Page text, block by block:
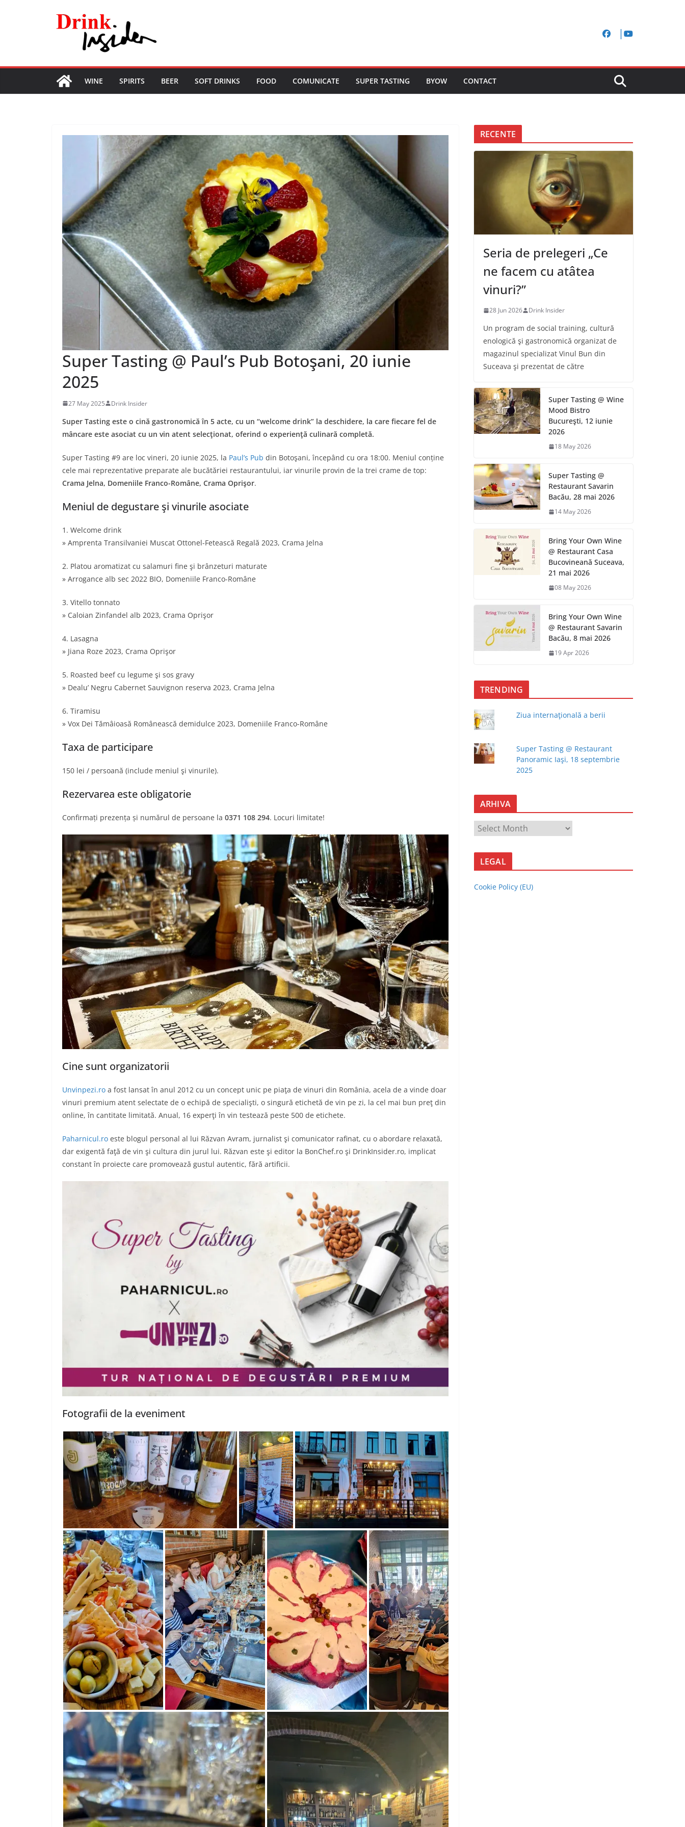
WINE SPIRITS BEER SOFT DRINKS FOOD COMUNICATE SUPER TASTING BYOW CONTACT
Super Tasting @ Paul’s Pub Botoşani, 20 iunie
2025
27 May 2025 Drink Insider
Super Tasting este o cină gastronomică în 5 acte, cu un “welcome drink” la deschidere, la care fiecare fel de
mâncare este asociat cu un vin atent selecţionat, oferind o experienţă culinară completă.
Super Tasting #9 are loc vineri, 20 iunie 2025, la Paul’s Pub din Botoşani, începând cu ora 18:00. Meniul conține
cele mai reprezentative preparate ale bucătăriei restaurantului, iar vinurile provin de la trei crame de top:
Crama Jelna, Domeniile Franco-Române, Crama Oprişor.
Meniul de degustare şi vinurile asociate
1. Welcome drink
» Amprenta Transilvaniei Muscat Ottonel-Fetească Regală 2023, Crama Jelna
2. Platou aromatizat cu salamuri fine şi brânzeturi maturate
» Arrogance alb sec 2022 BIO, Domeniile Franco-Române
3. Vitello tonnato
» Caloian Zinfandel alb 2023, Crama Oprişor
4. Lasagna
» Jiana Roze 2023, Crama Oprişor
5. Roasted beef cu legume şi sos gravy
» Dealu’ Negru Cabernet Sauvignon reserva 2023, Crama Jelna
6. Tiramisu
» Vox Dei Tămâioasă Românească demidulce 2023, Domeniile Franco-Române
Taxa de participare
150 lei / persoană (include meniul şi vinurile).
Rezervarea este obligatorie
Confirmați prezența și numărul de persoane la 0371 108 294. Locuri limitate!
Cine sunt organizatorii
Unvinpezi.ro a fost lansat în anul 2012 cu un concept unic pe piaţa de vinuri din România, acela de a vinde doar
vinuri premium atent selectate de o echipă de specialişti, o singură etichetă de vin pe zi, la cel mai bun preţ din
online, în cantitate limitată. Anual, 16 experţi în vin testează peste 500 de etichete.
Paharnicul.ro este blogul personal al lui Răzvan Avram, jurnalist şi comunicator rafinat, cu o abordare relaxată,
dar exigentă faţă de vin şi cultura din jurul lui. Răzvan este şi editor la BonChef.ro şi DrinkInsider.ro, implicat
constant în proiecte care promovează gustul autentic, fără artificii.
Fotografii de la eveniment
RECENTE
Seria de prelegeri „Ce
ne facem cu atâtea
vinuri?”
28 Jun 2026 Drink Insider
Un program de social training, cultură
enologică şi gastronomică organizat de
magazinul specializat Vinul Bun din
Suceava şi prezentat de către
Super Tasting @ Wine
Mood Bistro
Bucureşti, 12 iunie
2026
18 May 2026
Super Tasting @
Restaurant Savarin
Bacău, 28 mai 2026
14 May 2026
Bring Your Own Wine
@ Restaurant Casa
Bucovineană Suceava,
21 mai 2026
08 May 2026
Bring Your Own Wine
@ Restaurant Savarin
Bacău, 8 mai 2026
19 Apr 2026
TRENDING
Ziua internaţională a berii
Super Tasting @ Restaurant
Panoramic Iaşi, 18 septembrie
2025
ARHIVA
R
H
A
LEGAL
Cookie Policy (EU)